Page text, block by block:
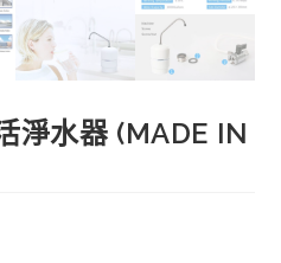
淨水器 (MADE IN